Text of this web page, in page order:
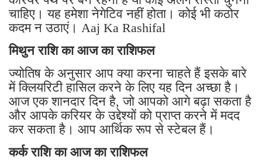
चाहिए। यह हमेशा नेगेटिव नहीं होता। कोई भी कठोर
कदम न उठाएं। Aaj Ka Rashifal
मिथुन राशि का आज का राशिफल
ज्योतिष के अनुसार आप क्या करना चाहते हैं इसके बारे
में क्लियरिटी हासिल करने के लिए यह दिन अच्छा है।
आज एक शानदार दिन है, जो आपको आगे बढ़ा सकता है
और आपके करियर के उद्देश्यों को प्राप्त करने में मदद
कर सकता है। आप आर्थिक रूप से स्टेबल हैं।
कर्क राशि का आज का राशिफल